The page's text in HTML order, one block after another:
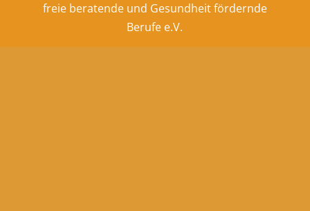
freie beratende und Gesundheit fördernde
Berufe e.V.